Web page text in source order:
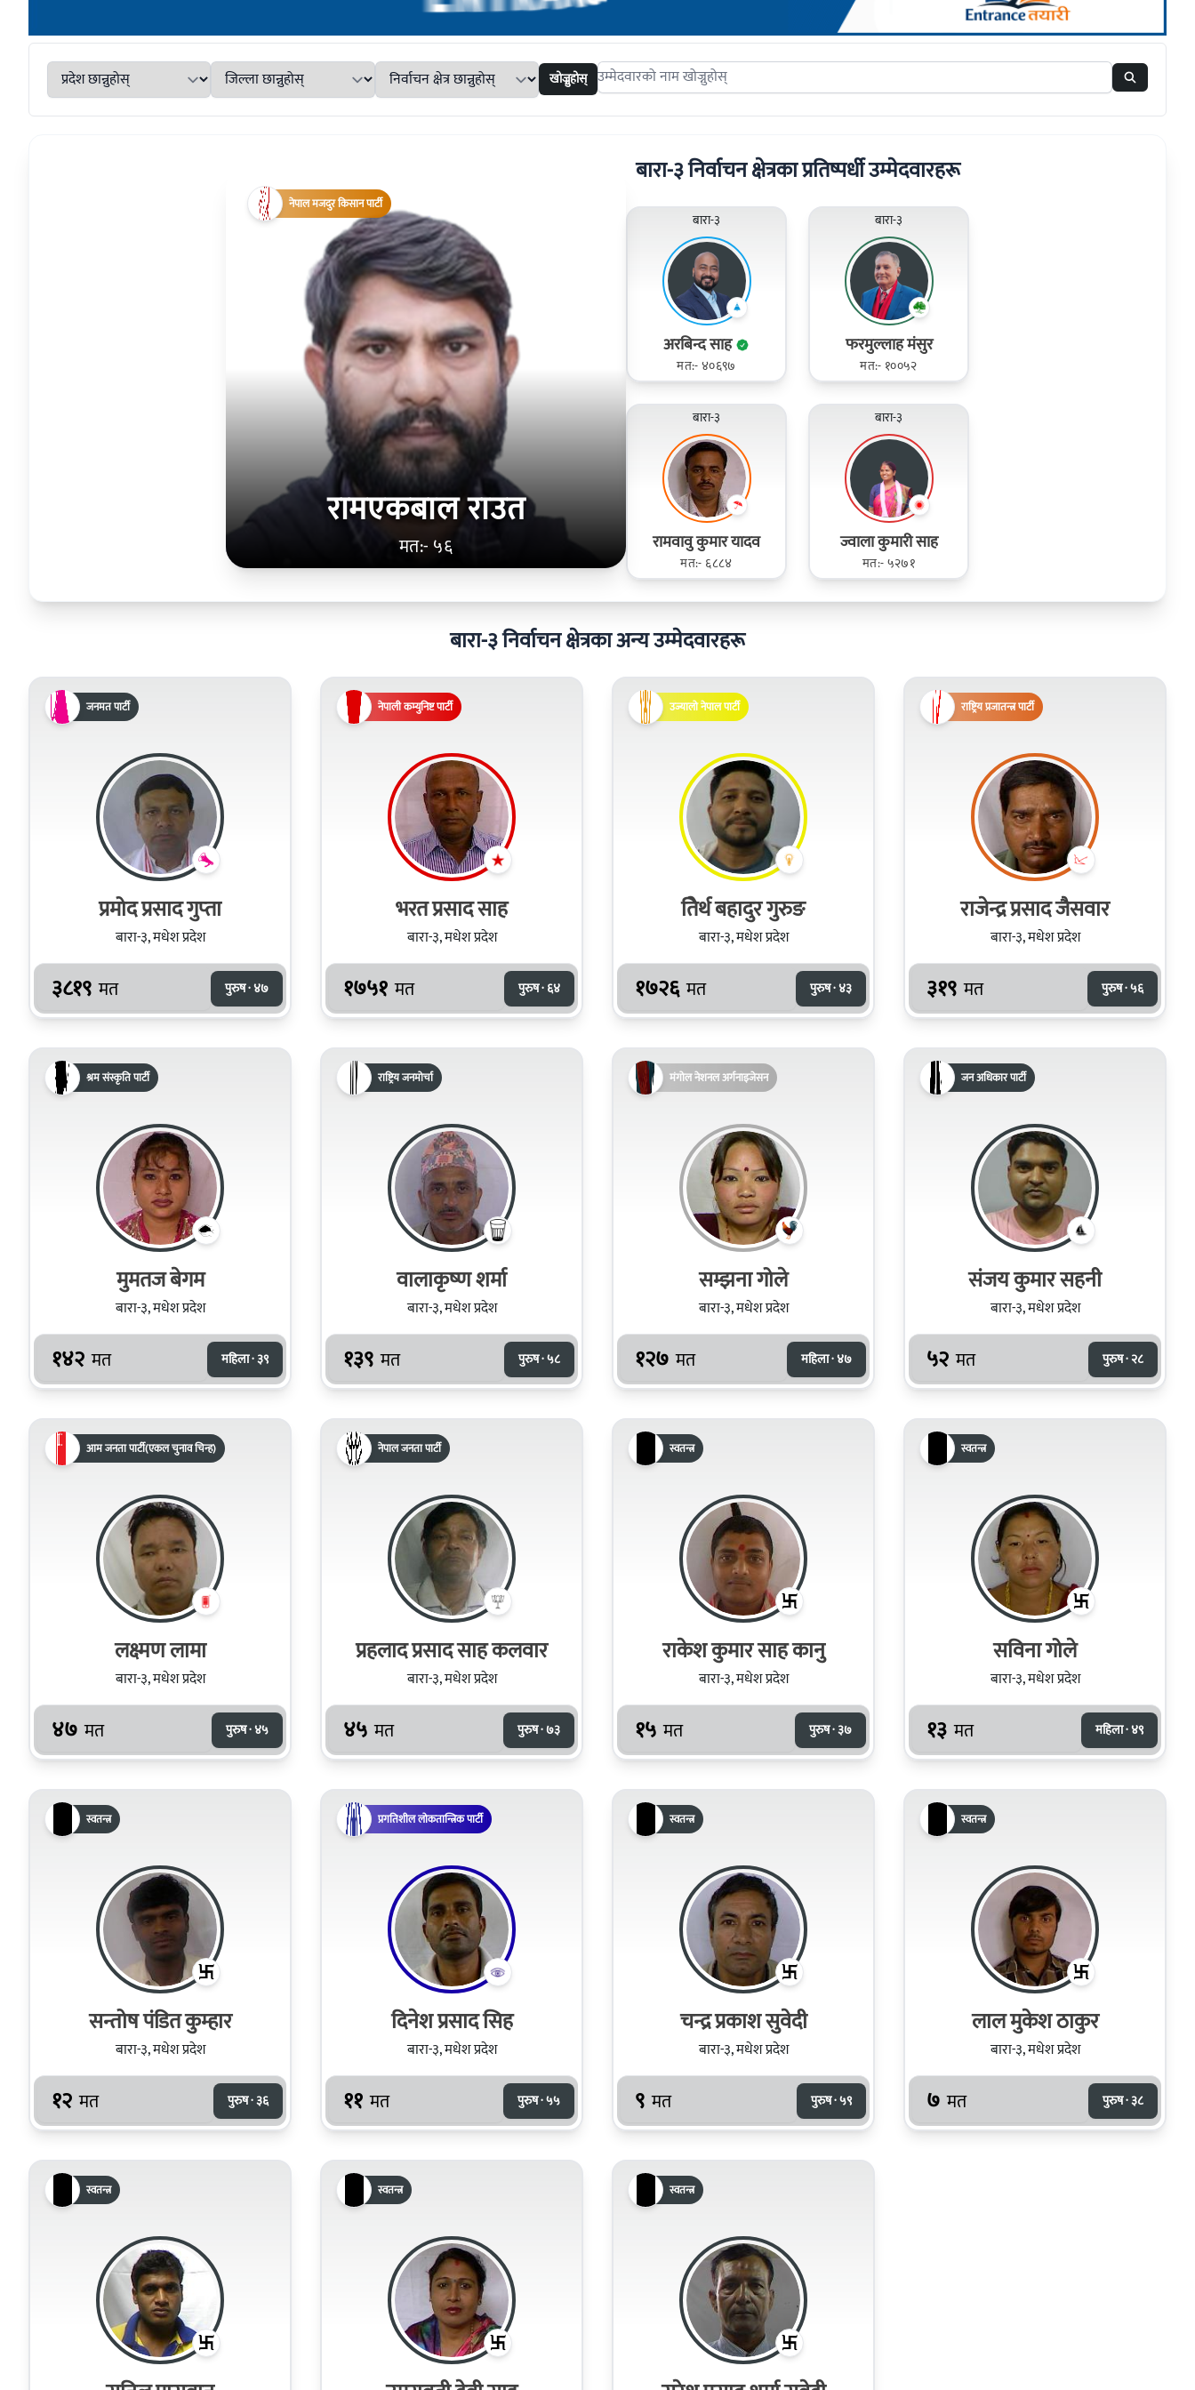
खोज्नुहोस् Search candidates
रामएकबाल राउत
मत:- ५६
नेपाल मजदुर किसान पार्टी
बारा-३ निर्वाचन क्षेत्रका प्रतिष्पर्धी उम्मेदवारहरू
बारा-३
अरबिन्द साह
मत:- ४०६९७
बारा-३
फरमुल्लाह मंसुर
मत:- १००५२
बारा-३
रामवावु कुमार यादव
मत:- ६८८४
बारा-३
ज्वाला कुमारी साह
मत:- ५२७१
बारा-३ निर्वाचन क्षेत्रका अन्य उम्मेदवारहरू
जनमत पार्टी
प्रमोद प्रसाद गुप्‍ता
बारा-३, मधेश प्रदेश
३८१९ मत पुरुष · ४७
नेपाली कम्युनिष्ट पार्टी
भरत प्रसाद साह
बारा-३, मधेश प्रदेश
१७५१ मत पुरुष · ६४
उज्यालो नेपाल पार्टी
तिेर्थ बहादुर गुरुङ
बारा-३, मधेश प्रदेश
१७२६ मत पुरुष · ४३
राष्ट्रिय प्रजातन्त्र पार्टी
राजेन्द्र प्रसाद जैसवार
बारा-३, मधेश प्रदेश
३१९ मत पुरुष · ५६
श्रम संस्कृति पार्टी
मुमतज बेगम
बारा-३, मधेश प्रदेश
१४२ मत महिला · ३९
राष्ट्रिय जनमोर्चा
वालाकृष्‍ण शर्मा
बारा-३, मधेश प्रदेश
१३९ मत पुरुष · ५८
मंगोल नेशनल अर्गनाइजेसन
सम्‍‍झना गोले
बारा-३, मधेश प्रदेश
१२७ मत महिला · ४७
जन अधिकार पार्टी
संजय कुमार सहनी
बारा-३, मधेश प्रदेश
५२ मत पुरुष · २८
आम जनता पार्टी(एकल चुनाव चिन्ह)
लक्ष्मण लामा
बारा-३, मधेश प्रदेश
४७ मत पुरुष · ४५
नेपाल जनता पार्टी
प्रहलाद प्रसाद साह कलवार
बारा-३, मधेश प्रदेश
४५ मत पुरुष · ७३
स्वतन्त्र
राकेश कुमार साह कानु
बारा-३, मधेश प्रदेश
१५ मत पुरुष · ३७
स्वतन्त्र
सविना गोले
बारा-३, मधेश प्रदेश
१३ मत महिला · ४९
स्वतन्त्र
सन्तोष पंडित कुम्हार
बारा-३, मधेश प्रदेश
१२ मत पुरुष · ३६
प्रगतिशील लोकतान्त्रिक पार्टी
दिनेश प्रसाद सिह
बारा-३, मधेश प्रदेश
११ मत पुरुष · ५५
स्वतन्त्र
चन्द्र प्रकाश सुवेदी
बारा-३, मधेश प्रदेश
९ मत पुरुष · ५९
स्वतन्त्र
लाल मुकेश ठाकुर
बारा-३, मधेश प्रदेश
७ मत पुरुष · ३८
स्वतन्त्र स्वतन्त्र स्वतन्त्र